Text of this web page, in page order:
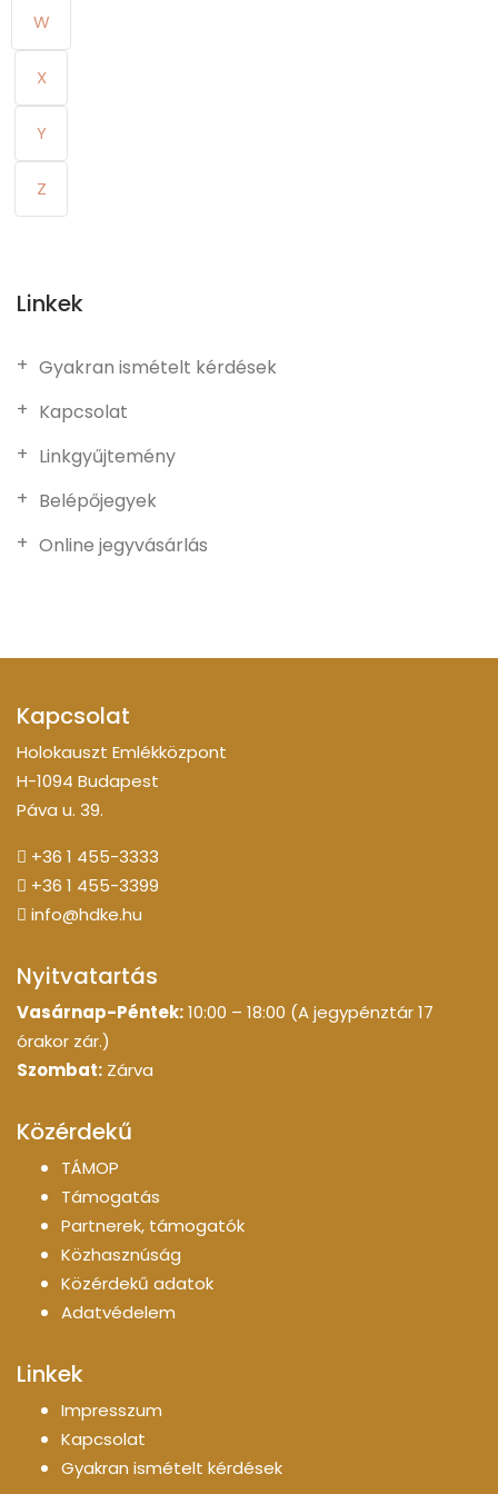
W
X
Y
Z
Linkek
Gyakran ismételt kérdések
Kapcsolat
Linkgyűjtemény
Belépőjegyek
Online jegyvásárlás
Kapcsolat
Holokauszt Emlékközpont
H-1094 Budapest
Páva u. 39.
+36 1 455-3333
+36 1 455-3399
info@hdke.hu
Nyitvatartás
Vasárnap-Péntek:10:00 – 18:00 (A jegypénztár 17
órakor zár.)
Szombat: Zárva
Közérdekű
TÁMOP
Támogatás
Partnerek, támogatók
Közhasznúság
Közérdekű adatok
Adatvédelem
Linkek
Impresszum
Kapcsolat
Gyakran ismételt kérdések